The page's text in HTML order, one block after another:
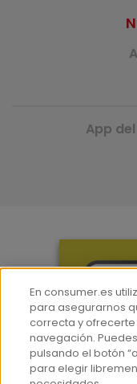
App
En consumer.es
para asegurarnos
correcta y
navegación.
pulsando el botón
para elegir